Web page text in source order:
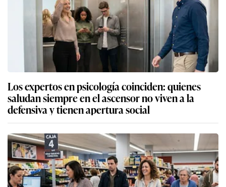
Los expertos en psicología coinciden: quienes
saludan siempre en el ascensor no viven a la
defensiva y tienen apertura social